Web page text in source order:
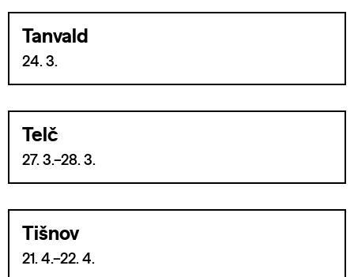
Tanvald
24. 3.
Telč
27. 3.–28. 3.
Tišnov
21. 4.–22. 4.